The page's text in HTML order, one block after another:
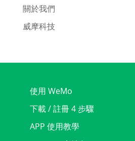
關於我們
威摩科技
使用 WeMo
下載 / 註冊 4 步驟
APP 使用教學